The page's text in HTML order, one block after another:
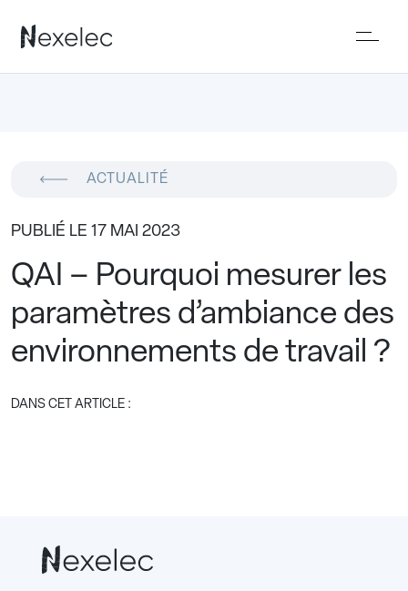
ACTUALITÉ
PUBLIÉ LE 17 MAI 2023
QAI – Pourquoi mesurer les
paramètres d’ambiance des
environnements de travail ?
DANS CET ARTICLE :